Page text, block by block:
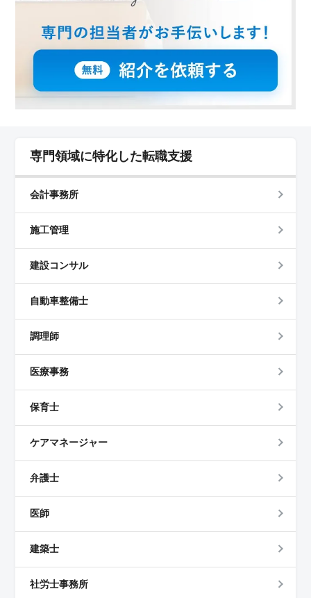
専門領域に特化した転職支援
会計事務所
施工管理
建設コンサル
自動車整備士
調理師
医療事務
保育士
ケアマネージャー
弁護士
医師
建築士
社労士事務所